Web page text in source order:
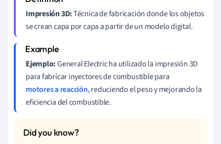
Impresión 3D:Técnica de fabricación donde los objetos
se crean capa por capa a partir de un modelo digital.
Ejemplo:General Electric ha utilizado la impresión 3D
para fabricar inyectores de combustible para
motores a reacción, reduciendo el peso y mejorando la
eficiencia del combustible.